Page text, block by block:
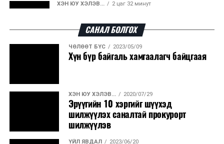
ХЭН ЮУ ХЭЛЭВ... 2 цаг 32 минут
2027 оны хоёрдугаар сарын ...
ҮЙЛ ЯВДАЛ 2 цаг 42 минут
Нөөцийн махны хяналтын тогтолцоог
ХЭН ЮУ ХЭЛЭВ... 2 цаг 48 минут
Монгол Улс COP17 бага хуралд 6.5 тэрбум
ам.долларын санхүүжилт татах...
САНАЛ БОЛГОХ
ЧӨЛӨӨТ БҮС 2023/05/09
Хүн бүр байгаль хамгаалагч байцгаая
ХЭН ЮУ ХЭЛЭВ... 2020/07/29
Эрүүгийн 10 хэргийг шүүхэд
шилжүүлэх саналтай прокурорт
шилжүүлэв
ҮЙЛ ЯВДАЛ 2023/06/20